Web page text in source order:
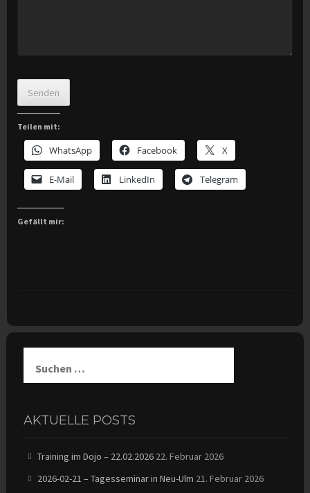
Senden
Teilen mit:
WhatsApp Facebook X
E-Mail LinkedIn Telegram
Gefällt mir:
nach:
AKTUELLE POSTS
Training im Dojo – 22.02.2026 22. Februar 2026
2026-02-21 – Tagesseminar in Neu-Ulm 21. Februar 2026